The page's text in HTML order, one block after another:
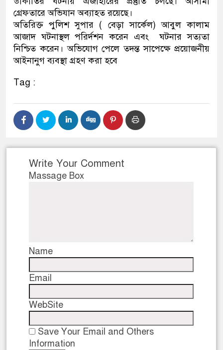
গ্রেফতারে অভিযান অব্যাহত রয়েছে।
অতিরিক্ত পুলিশ সুপার ( বেড়া সার্কেল) আবুল কালাম
আজাদ ঘটনাস্থল পরির্দশন করেন এবং ঘটনার সত্যতা
নিশ্চিত করেন। অভিযোগ পেলে তদন্ত সাপেক্ষে প্রয়োজনীয়
আইনানুগ ব্যবস্থা গ্রহণ করা হবে
Tag :
Write Your Comment
Massage Box
Name
Email
WebSite
Save Your Email and Others
Information